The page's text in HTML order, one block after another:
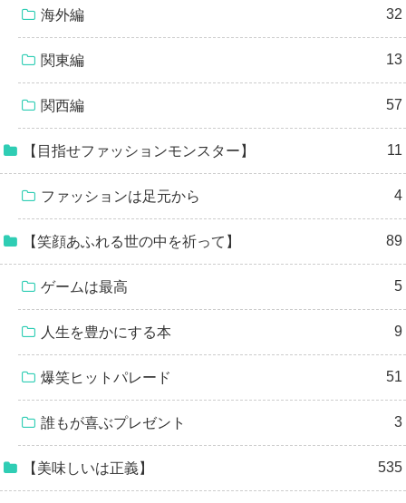
海外編 32
関東編 13
関西編 57
【目指せファッションモンスター】 11
ファッションは足元から 4
【笑顔あふれる世の中を祈って】 89
ゲームは最高 5
人生を豊かにする本 9
爆笑ヒットパレード 51
誰もが喜ぶプレゼント 3
【美味しいは正義】 535